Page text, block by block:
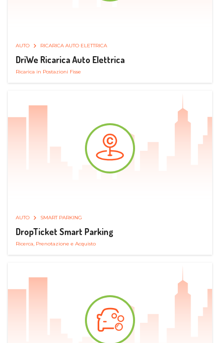
AUTO RICARICA AUTO ELETTRICA
DriWe Ricarica Auto Elettrica
Ricarica in Postazioni Fisse
AUTO SMART PARKING
DropTicket Smart Parking
Ricerca, Prenotazione e Acquisto